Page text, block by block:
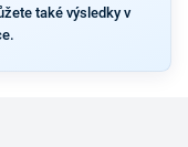
také výsledky v